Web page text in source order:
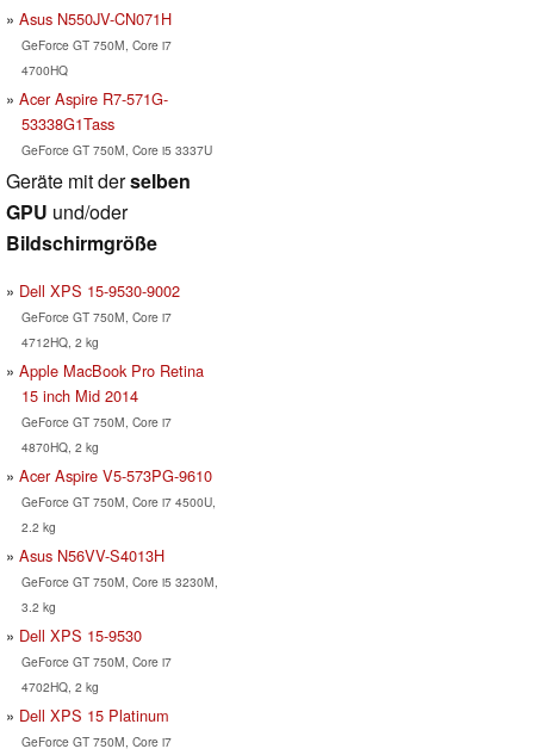
Asus N550JV-CN071H
GeForce GT 750M, Core i7
4700HQ
Acer Aspire R7-571G-
53338G1Tass
GeForce GT 750M, Core i5 3337U
Geräte mit derselben
GPU und/oder
Bildschirmgröße
Dell XPS 15-9530-9002
GeForce GT 750M, Core i7
4712HQ, 2 kg
Apple MacBook Pro Retina
15 inch Mid 2014
GeForce GT 750M, Core i7
4870HQ, 2 kg
Acer Aspire V5-573PG-9610
GeForce GT 750M, Core i7 4500U,
2.2 kg
Asus N56VV-S4013H
GeForce GT 750M, Core i5 3230M,
3.2 kg
Dell XPS 15-9530
GeForce GT 750M, Core i7
4702HQ, 2 kg
Dell XPS 15 Platinum
GeForce GT 750M, Core i7